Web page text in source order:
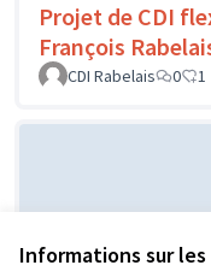
Informations sur
Projet de CDI
François
CDI Rabelais
0 1